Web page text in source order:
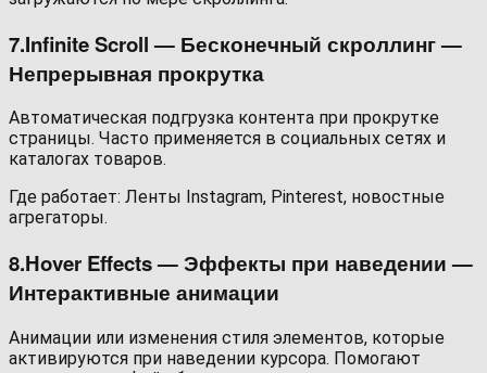
7.Infinite Scroll — Бесконечный скроллинг —
Непрерывная прокрутка
Автоматическая подгрузка контента при прокрутке
страницы. Часто применяется в социальных сетях и
каталогах товаров.
Где работает: Ленты Instagram, Pinterest, новостные
агрегаторы.
8.Hover Effects — Эффекты при наведении —
Интерактивные анимации
Анимации или изменения стиля элементов, которые
активируются при наведении курсора. Помогают